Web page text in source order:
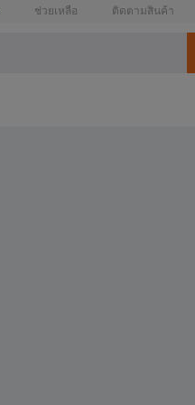
ช่วยเหลือ ติดตามสินค้า